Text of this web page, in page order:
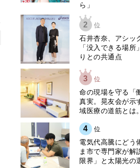
ら」
2 位
石井杏奈、アシッ
「没入できる場
りとの共通点
3 位
命の現場を守る「
真実。晃友会が示
域医療の道筋とは。
4 位
電気代高騰にどう
ま市で専門家が解
限界」と太陽光の